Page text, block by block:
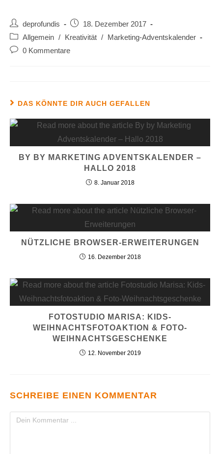
deprofundis
18. Dezember 2017
Allgemein / Kreativität /
Marketing-Adventskalender
0 Kommentare
DAS KÖNNTE DIR AUCH GEFALLEN
BY BY MARKETING ADVENTSKALENDER –
HALLO 2018
8. Januar 2018
NÜTZLICHE BROWSER-ERWEITERUNGEN
16. Dezember 2018
FOTOSTUDIO MARISA: KIDS-
WEIHNACHTSFOTOAKTION & FOTO-
WEIHNACHTSGESCHENKE
12. November 2019
SCHREIBE EINEN KOMMENTAR